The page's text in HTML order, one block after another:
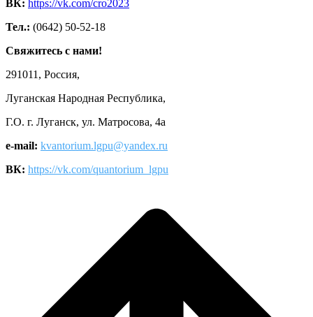
ВК: https://vk.com/cro2023
Тел.: (0642) 50-52-18
Свяжитесь с нами!
291011, Россия,
Луганская Народная Республика,
Г.О. г. Луганск, ул. Матросова, 4а
e-mail: kvantorium.lgpu@yandex.ru
ВК: https://vk.com/quantorium_lgpu